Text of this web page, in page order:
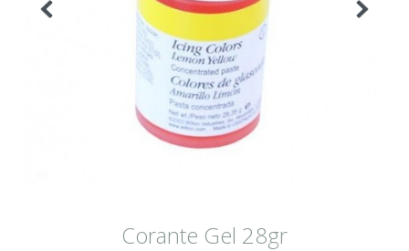
Corante Gel 28gr